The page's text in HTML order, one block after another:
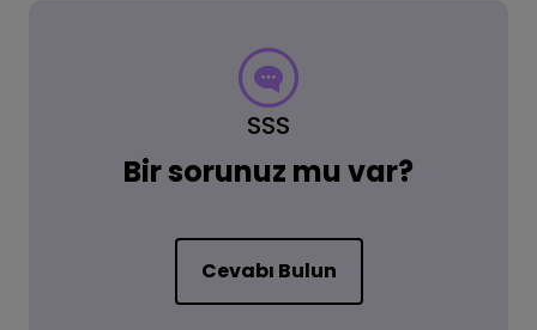
SSS
Bir sorunuz mu var?
Cevabı Bulun